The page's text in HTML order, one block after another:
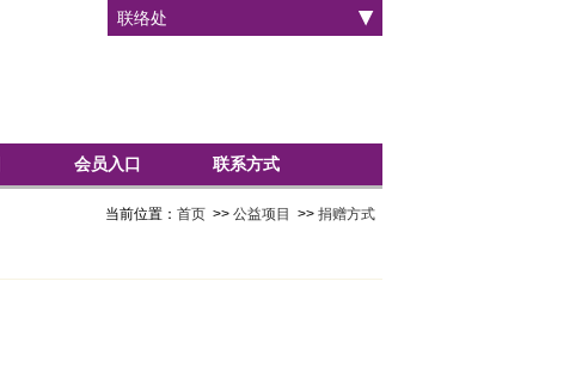
联络处
会员入口 联系方式
当前位置： 首页 >> 公益项目 >> 捐赠方式